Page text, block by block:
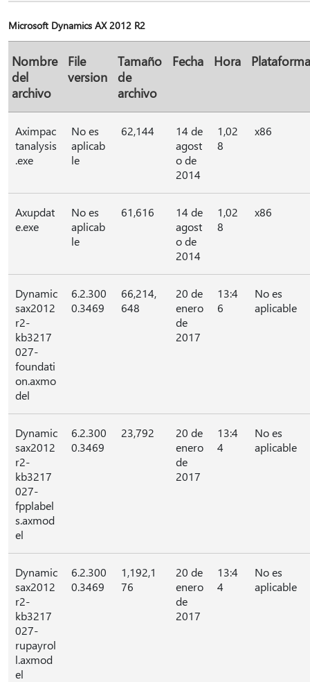
Microsoft Dynamics AX 2012 R2
Nombre
del
archivo
File
version
Tamaño
de
archivo
Fecha Hora Plataforma
Aximpac
tanalysis
.exe
No es
aplicab
le
62,144
14 de
agost
o de
2014
1,02
8
x86
Axupdat
e.exe
No es
aplicab
le
61,616
14 de
agost
o de
2014
1,02
8
x86
Dynamic
sax2012
r2-
kb3217
027-
foundati
on.axmo
del
6.2.300
0.3469
66,214,
648
20 de
enero
de
2017
13:4
6
No es
aplicable
Dynamic
sax2012
r2-
kb3217
027-
fpplabel
s.axmod
el
6.2.300
0.3469
23,792
20 de
enero
de
2017
13:4
4
No es
aplicable
Dynamic
sax2012
r2-
kb3217
027-
rupayrol
l.axmod
el
6.2.300
0.3469
1,192,1
76
20 de
enero
de
2017
13:4
4
No es
aplicable